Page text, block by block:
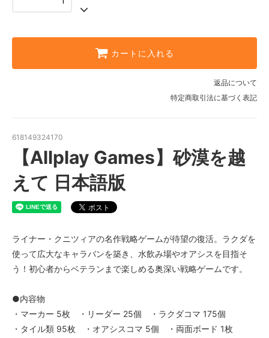
カートに入れる
返品について
特定商取引法に基づく表記
618149324170
【Allplay Games】砂漠を越
えて 日本語版
ライナー・クニツィアの名作戦略ゲームが待望の復活。ラクダを
使って広大なキャラバンを築き、水飲み場やオアシスを目指そ
う！初心者からベテランまで楽しめる奥深い戦略ゲームです。
●内容物
・マーカー 5枚 ・リーダー 25個 ・ラクダコマ 175個
・タイル類 95枚 ・オアシスコマ 5個 ・両面ボード 1枚